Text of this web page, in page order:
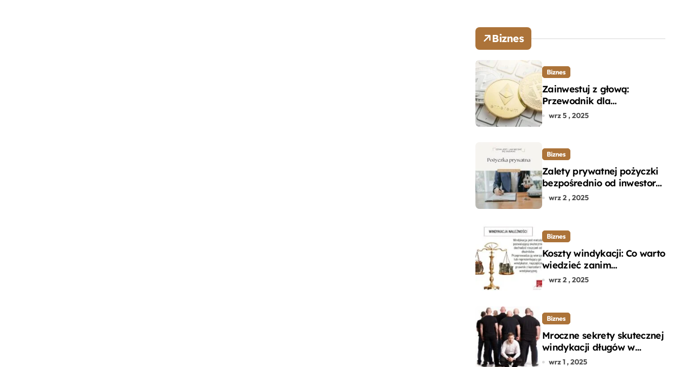
Biznes
Biznes
Zainwestuj z głową:
Przewodnik dla
początkujących w zakupie
wrz 5 , 2025
Biznes
Zalety prywatnej pożyczki
bezpośrednio od inwestora
– dlaczego warto?
wrz 2 , 2025
Biznes
Koszty windykacji: Co warto
wiedzieć zanim
zdecydujesz się na
wrz 2 , 2025
Biznes
Mroczne sekrety skutecznej
windykacji długów w
departamencie windykacji
wrz 1 , 2025